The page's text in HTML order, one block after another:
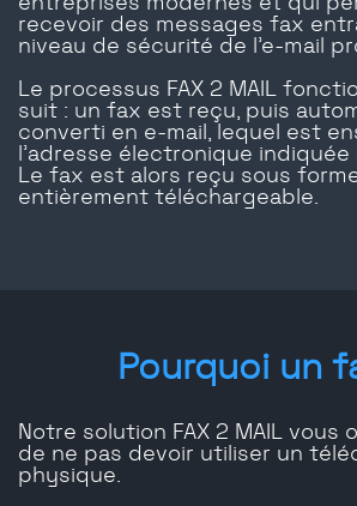
recevoir des messages fax
niveau de sécurité de l'e-mail
Le processus FAX 2 MAIL
suit : un fax est reçu, puis
converti en e-mail, lequel est
l’adresse électronique indiquée
Le fax est alors reçu sous
entièrement téléchargeable.
Pourquoi un
Notre solution FAX 2 MAIL vous
de ne pas devoir utiliser un
physique.